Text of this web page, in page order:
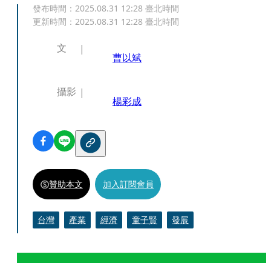
發布時間： 2025.08.31 12:28 臺北時間
更新時間： 2025.08.31 12:28 臺北時間
文
曹以斌
攝影
楊彩成
贊助本文 加入訂閱會員
台灣 產業 經濟 童子賢 發展